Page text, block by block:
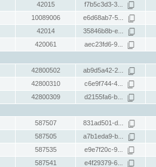
42015 f7b5c3d3-3...
10089006 e6d68ab7-5...
42014 35846b8b-e...
420061 aec23fd6-9...
42800502 ab9d5a42-2...
42800310 c6e9f744-4...
42800309 d2155fa6-b...
587507 831ad501-d...
587505 a7b1eda9-b...
587535 e9e7f20c-9...
587541 e4f29379-6...